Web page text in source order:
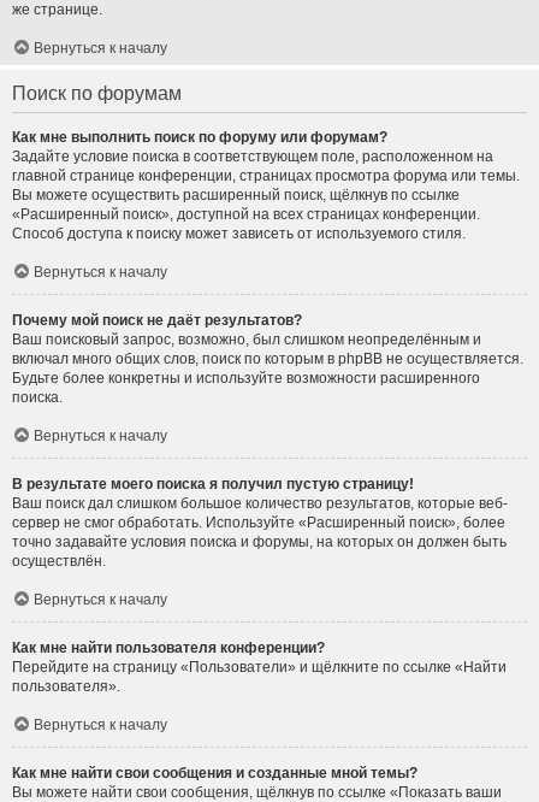
же странице.
Вернуться к началу
Поиск по форумам
Как мне выполнить поиск по форуму или форумам?
Задайте условие поиска в соответствующем поле, расположенном на
главной странице конференции, страницах просмотра форума или темы.
Вы можете осуществить расширенный поиск, щёлкнув по ссылке
«Расширенный поиск», доступной на всех страницах конференции.
Способ доступа к поиску может зависеть от используемого стиля.
Вернуться к началу
Почему мой поиск не даёт результатов?
Ваш поисковый запрос, возможно, был слишком неопределённым и
включал много общих слов, поиск по которым в phpBB не осуществляется.
Будьте более конкретны и используйте возможности расширенного
поиска.
Вернуться к началу
В результате моего поиска я получил пустую страницу!
Ваш поиск дал слишком большое количество результатов, которые веб-
сервер не смог обработать. Используйте «Расширенный поиск», более
точно задавайте условия поиска и форумы, на которых он должен быть
осуществлён.
Вернуться к началу
Как мне найти пользователя конференции?
Перейдите на страницу «Пользователи» и щёлкните по ссылке «Найти
пользователя».
Вернуться к началу
Как мне найти свои сообщения и созданные мной темы?
Вы можете найти свои сообщения, щёлкнув по ссылке «Показать ваши